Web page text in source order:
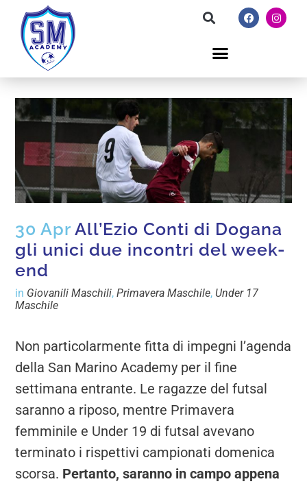
30 Apr All’Ezio Conti di Dogana
gli unici due incontri del week-
end
in Giovanili Maschili,Primavera Maschile, Under 17
Maschile
Non particolarmente fitta di impegni l’agenda
della San Marino Academy per il fine
settimana entrante. Le ragazze del futsal
saranno a riposo, mentre Primavera
femminile e Under 19 di futsal avevano
terminato i rispettivi campionati domenica
scorsa. Pertanto, saranno in campo appena